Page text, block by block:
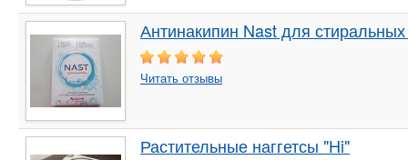
Антинакипин Nast для
Читать отзывы
Растительные наггетсы "Hi"